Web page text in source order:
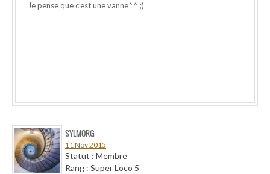
Je pense que c’est une vanne^^ ;)
SYLMORG
11 Nov 2015
Statut : Membre
Rang : Super Loco 5